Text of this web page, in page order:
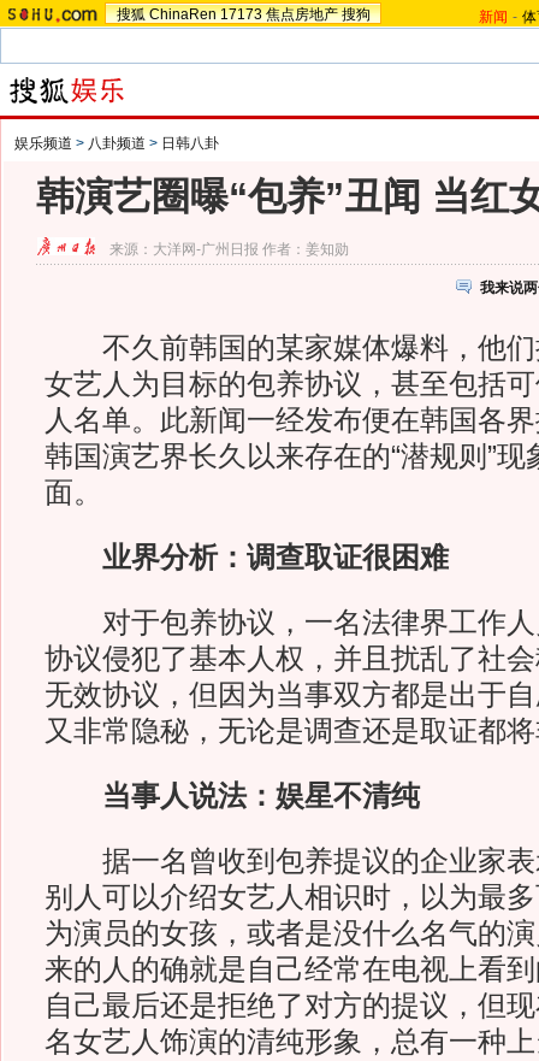
搜狐 ChinaRen 17173 焦点房地产 搜狗 新闻 -
娱乐频道 > 八卦频道 > 日韩八卦
韩演艺圈曝“包养”丑闻 当红
来源： 大洋网-广州日报 作者：姜知勋
我来说
不久前韩国的某家媒体爆料，他们
女艺人为目标的包养协议，甚至包括
人名单。此新闻一经发布便在韩国各
韩国演艺界长久以来存在的“潜规则”
面。
业界分析：调查取证很困难
对于包养协议，一名法律界工作人
协议侵犯了基本人权，并且扰乱了社
无效协议，但因为当事双方都是出于
又非常隐秘，无论是调查还是取证都
当事人说法：娱星不清纯
据一名曾收到包养提议的企业家表
别人可以介绍女艺人相识时，以为最
为演员的女孩，或者是没什么名气的
来的人的确就是自己经常在电视上看
自己最后还是拒绝了对方的提议，但
名女艺人饰演的清纯形象，总有一种